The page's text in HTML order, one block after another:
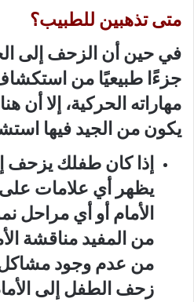
متى تذهبين للطبيب؟
في حين أن الزحف إلى
جزءًا طبيعيًا من
مهاراته الحركية، إلا أن
يكون من الجيد فيها
إذا كان طفلك يزحف
يظهر أي علامات
الأمام أو أي مراحل
من المفيد مناقشة
من عدم وجود مشاكل
زحف الطفل إلى